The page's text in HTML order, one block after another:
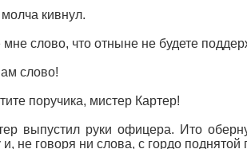
кивнул.
слово, что отныне не будете
слово!
поручика, мистер Картер!
выпустил руки офицера. Ито
и, не говоря ни слова, с гордо